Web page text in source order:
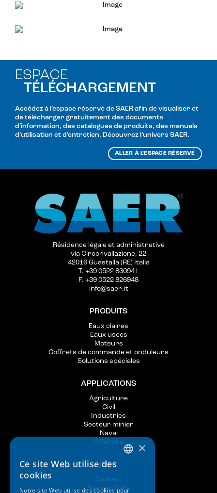
ESPACE
TÉLÉCHARGEMENT
Accédez à l’espace réservé de SAER afin de visualiser et
de télécharger gratuitement des documents
d’information, des catalogues de produits, des manuels
d’utilisation et d’entretien. Découvrez l’univers SAER.
ALLER À L’ESPACE RÉSERVÉ
Résidence légale et administrative
via Circonvallazione, 22
42016 Guastalla (RE) Italia
T. +39 0522 830941
F. +39 0522 826948
info@saer.it
PRODUITS
Eaux claires
Eaux usees
Moteurs
Coffrets de commande et onduleurs
Solutions spéciales
APPLICATIONS
Agriculture
Civil
Industries
Secteur minier
Naval
Offshore
INFO
Contact
Saer en Italie
×
Ce site Web utilise des
cookies
Notre site Web utilise des cookies pour